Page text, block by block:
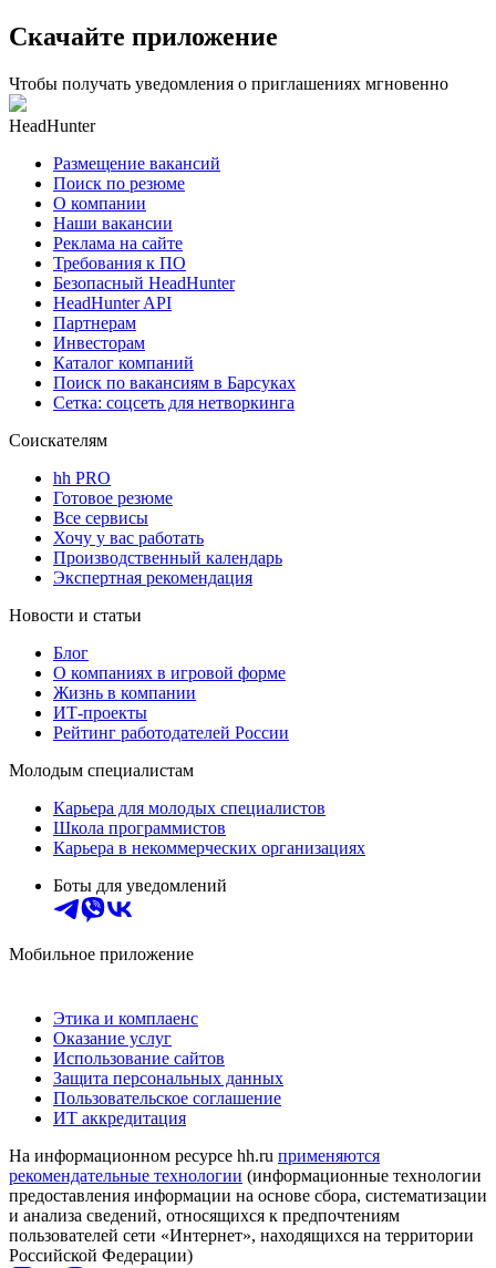
Скачайте приложение
Чтобы получать уведомления о приглашениях мгновенно
HeadHunter
Размещение вакансий
Поиск по резюме
О компании
Наши вакансии
Реклама на сайте
Требования к ПО
Безопасный HeadHunter
HeadHunter API
Партнерам
Инвесторам
Каталог компаний
Поиск по вакансиям в Барсуках
Сетка: соцсеть для нетворкинга
Соискателям
hh PRO
Готовое резюме
Все сервисы
Хочу у вас работать
Производственный календарь
Экспертная рекомендация
Новости и статьи
Блог
О компаниях в игровой форме
Жизнь в компании
ИТ-проекты
Рейтинг работодателей России
Молодым специалистам
Карьера для молодых специалистов
Школа программистов
Карьера в некоммерческих организациях
Боты для уведомлений
Мобильное приложение
Этика и комплаенс
Оказание услуг
Использование сайтов
Защита персональных данных
Пользовательское соглашение
ИТ аккредитация
На информационном ресурсе hh.ru применяются
рекомендательные технологии (информационные технологии
предоставления информации на основе сбора, систематизации
и анализа сведений, относящихся к предпочтениям
пользователей сети «Интернет», находящихся на территории
Российской Федерации)